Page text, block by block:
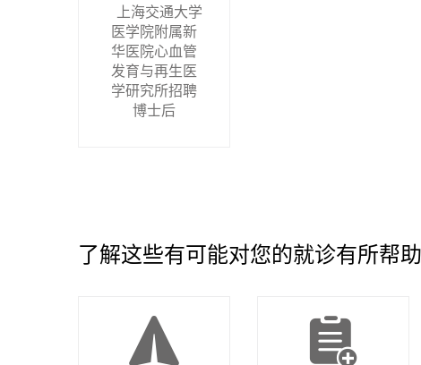
上海交通大学
医学院附属新
华医院心血管
发育与再生医
学研究所招聘
博士后
了解这些有可能对您的就诊有所帮助